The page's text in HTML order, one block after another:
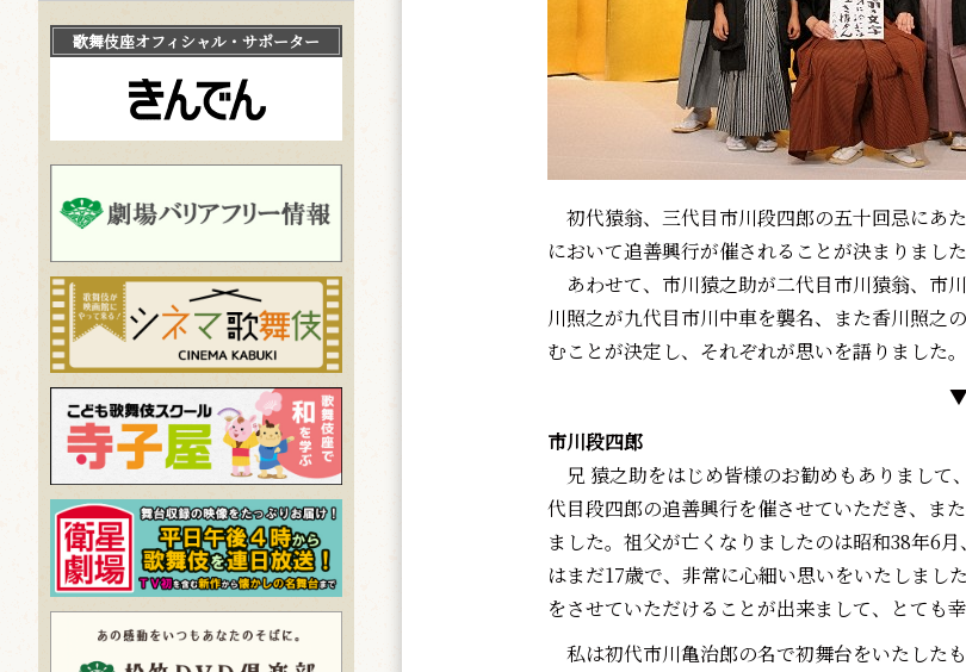
初代猿翁、三代目市川段四郎の五十回忌にあ
において追善興行が催されることが決まりました
あわせて、市川猿之助が二代目市川猿翁、市
川照之が九代目市川中車を襲名、また香川照之
むことが決定し、それぞれが思いを語りました。
市川段四郎
兄 猿之助をはじめ皆様のお勧めもありまして
代目段四郎の追善興行を催させていただき、ま
ました。祖父が亡くなりましたのは昭和38年6
はまだ17歳で、非常に心細い思いをいたしまし
をさせていただけることが出来まして、とても
私は初代市川亀治郎の名で初舞台をいたした
歌舞伎座オフィシャル・サポーター